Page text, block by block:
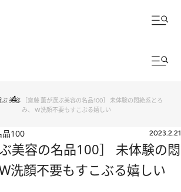
ぶ 美容
［齋藤 薫が選ぶ美容の名品100］ 未体験の悶絶系とろ
み、 W洗顔不要もすこぶる嬉しい
品100 2023.2.21
ぶ美容の名品100］ 未体験の悶
洗顔不要もすこぶる嬉しい